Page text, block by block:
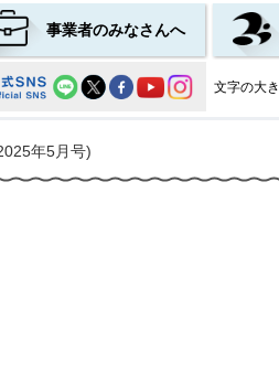
事業者のみなさんへ
文字の大
年5月号)